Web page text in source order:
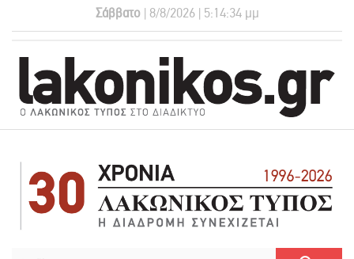
Σάββατο| 8/8/2026 | 5:14:34 μμ